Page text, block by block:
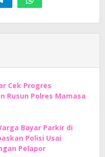
Cek Progres
Rusun Polres Mamasa
Bayar Parkir di
Polisi Usai
Pelapor